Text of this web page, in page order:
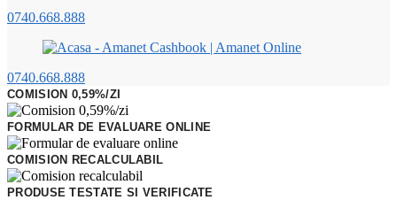
0740.668.888
0740.668.888
COMISION 0,59%/ZI
FORMULAR DE EVALUARE ONLINE
COMISION RECALCULABIL
PRODUSE TESTATE SI VERIFICATE